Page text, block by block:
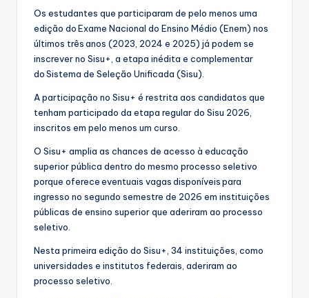
Os estudantes que participaram de pelo menos uma
edição do Exame Nacional do Ensino Médio (Enem) nos
últimos três anos (2023, 2024 e 2025) já podem se
inscrever no Sisu+, a etapa inédita e complementar
do Sistema de Seleção Unificada (Sisu).
A participação no Sisu+ é restrita aos candidatos que
tenham participado da etapa regular do Sisu 2026,
inscritos em pelo menos um curso.
O Sisu+ amplia as chances de acesso à educação
superior pública dentro do mesmo processo seletivo
porque oferece eventuais vagas disponíveis para
ingresso no segundo semestre de 2026 em instituições
públicas de ensino superior que aderiram ao processo
seletivo.
Nesta primeira edição do Sisu+, 34 instituições, como
universidades e institutos federais, aderiram ao
processo seletivo.